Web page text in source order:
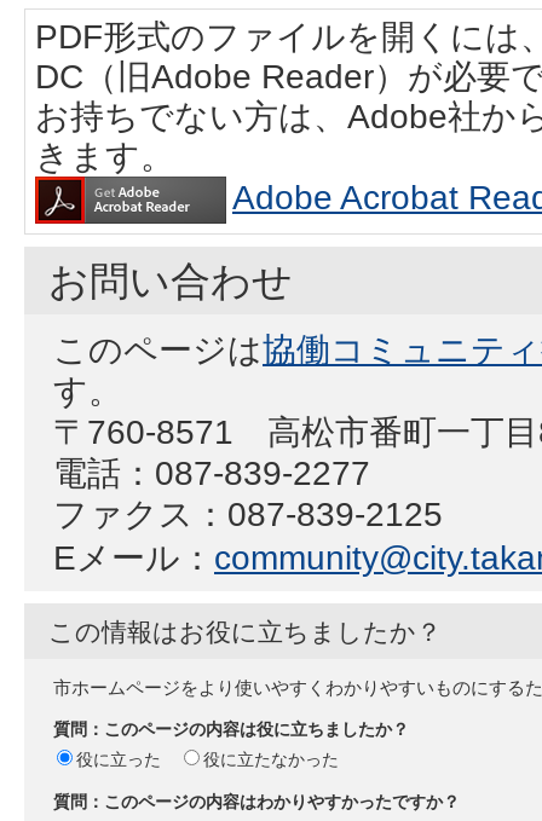
PDF形式のファイルを開くには
DC（旧Adobe Reader）が必要
お持ちでない方は、Adobe社か
きます。
Adobe Acrobat
お問い合わせ
このページは協働コミュニテ
す。
〒760-8571 高松市番町一丁
電話：087-839-2277
ファクス：087-839-2125
Eメール：
この情報はお役に立ちましたか？
市ホームページをより使いやすくわかりやすいものにする
質問：このページの内容は役に立ちましたか？
役に立った
役に立たなかった
質問：このページの内容はわかりやすかったですか？